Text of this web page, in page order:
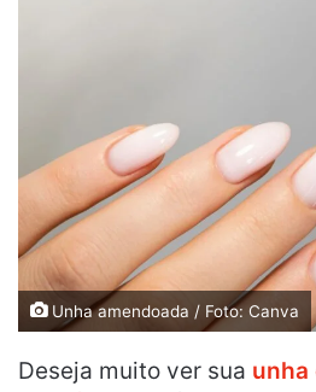
Unha amendoada / Foto: Canva
Deseja muito ver sua unha